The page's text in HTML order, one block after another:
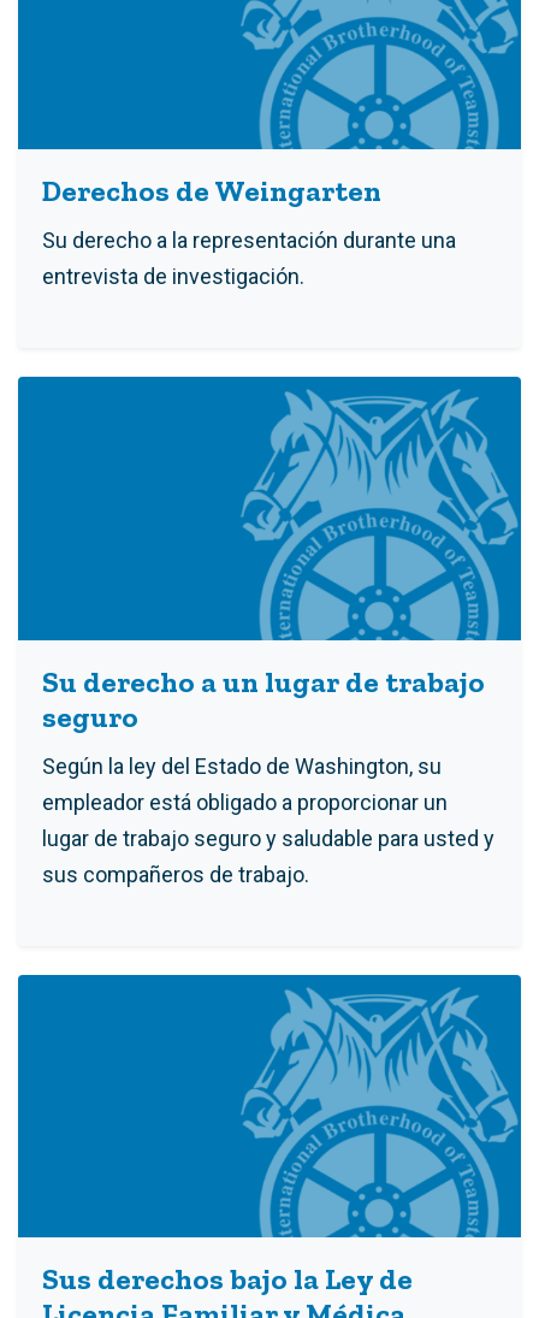
Derechos de Weingarten
Su derecho a la representación durante una
entrevista de investigación.
Su derecho a un lugar de trabajo
seguro
Según la ley del Estado de Washington, su
empleador está obligado a proporcionar un
lugar de trabajo seguro y saludable para usted y
sus compañeros de trabajo.
Sus derechos bajo la Ley de